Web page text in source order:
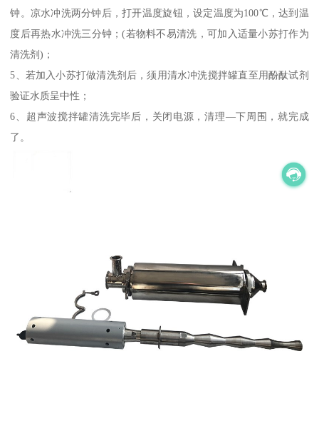
钟。凉水冲洗两分钟后，打开温度旋钮，设定温度为100℃，达到温
度后再热水冲洗三分钟；(若物料不易清洗，可加入适量小苏打作为
清洗剂)；
5、若加入小苏打做清洗剂后，须用清水冲洗搅拌罐直至用酚酞试剂
验证水质呈中性；
6、超声波搅拌罐清洗完毕后，关闭电源，清理—下周围，就完成
了。